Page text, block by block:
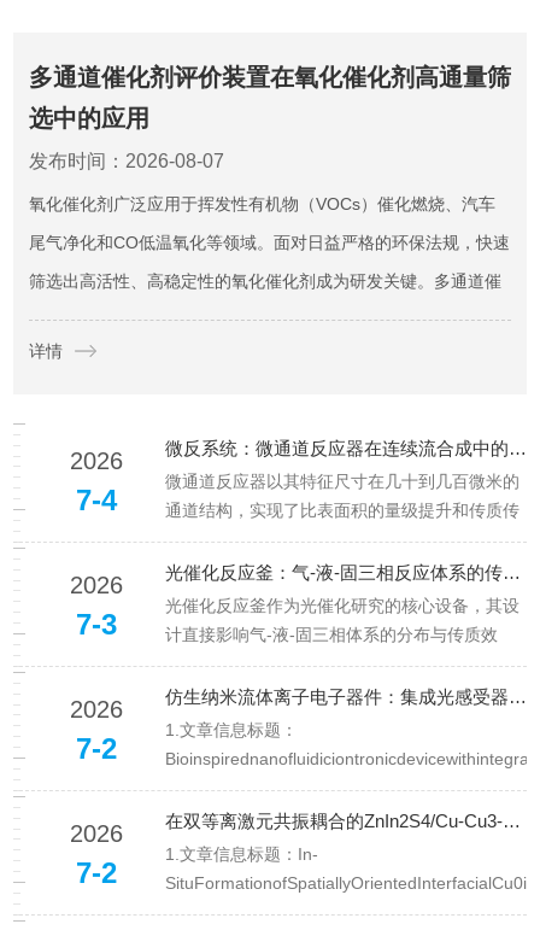
多通道催化剂评价装置在氧化催化剂高通量筛
选中的应用
发布时间：2026-08-07
氧化催化剂广泛应用于挥发性有机物（VOCs）催化燃烧、汽车
尾气净化和CO低温氧化等领域。面对日益严格的环保法规，快速
筛选出高活性、高稳定性的氧化催化剂成为研发关键。多通道催
化剂评价装置以其高通量、平行对比的特点，显著提升了筛选效
率。北京中教金源科技有限公司的多通道评价系统，为氧化...
详情
2026
7-4
微反系统：微通道反应器在连续流合成中的传质强化研究
微通道反应器以其特征尺寸在几十到几百微米的
通道结构，实现了比表面积的量级提升和传质传
热效率的显著增强，成为连续流合成领域的研究
热点。与传统的釜式反应器相比，微反应器在强
放热反应、危险化学品合成、快速反应动力学研
究等方面展现出独特优势。北京中...
2026
7-3
光催化反应釜：气-液-固三相反应体系的传质与光照耦合研究
光催化反应釜作为光催化研究的核心设备，其设
计直接影响气-液-固三相体系的分布与传质效
率。在光催化CO₂还原、污染物降解、光解水制
氢等典型反应中，反应物（气体）、溶剂（液
体）和催化剂（固体）三相共存，如何实现三者
的高效接触与均匀光照，是光催化...
2026
7-2
仿生纳米流体离子电子器件：集成光感受器与光突触功能
1.文章信息标题：
ａndphotosynapticfunctions中文标题：仿生纳
米流体离子电子器件：集成光感...
2026
7-2
在双等离激元共振耦合的ZnIn2S4/Cu-Cu3-xP 异质结中·······
1.文章信息标题：In-
PlasmonResonanceCouplingZnIn2S4/Cu-Cu3-